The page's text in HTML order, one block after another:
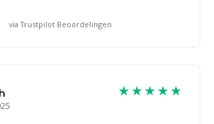
via Trustpilot Beoordelingen
★★★★★